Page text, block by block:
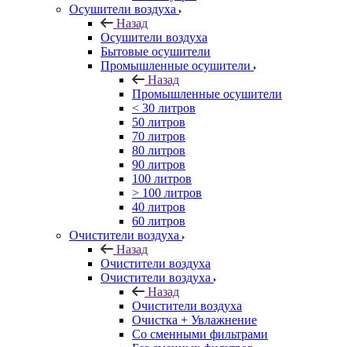
Осушители воздуха
Назад
Осушители воздуха
Бытовые осушители
Промышленные осушители
Назад
Промышленные осушители
< 30 литров
50 литров
70 литров
80 литров
90 литров
100 литров
> 100 литров
40 литров
60 литров
Очистители воздуха
Назад
Очистители воздуха
Очистители воздуха
Назад
Очистители воздуха
Очистка + Увлажнение
Cо сменными фильтрами